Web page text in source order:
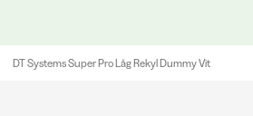
DT Systems Super Pro Låg Rekyl Dummy Vit